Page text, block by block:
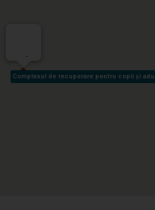
Complexul de recuperare pentru copii și
Complexul de recuperare pentru copii și
-